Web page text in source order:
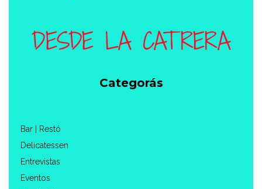
Categorás
Bar | Restó
Delicatessen
Entrevistas
Eventos